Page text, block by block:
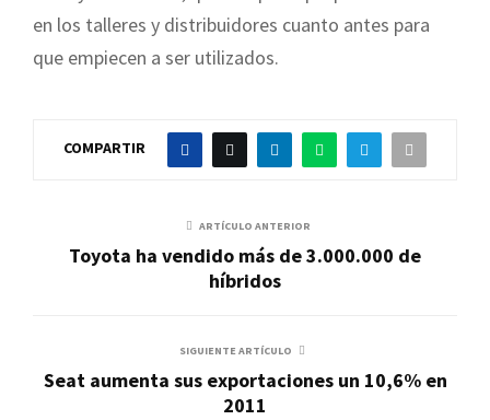
en los talleres y distribuidores cuanto antes para
que empiecen a ser utilizados.
COMPARTIR
ARTÍCULO ANTERIOR
Toyota ha vendido más de 3.000.000 de
híbridos
SIGUIENTE ARTÍCULO
Seat aumenta sus exportaciones un 10,6% en
2011